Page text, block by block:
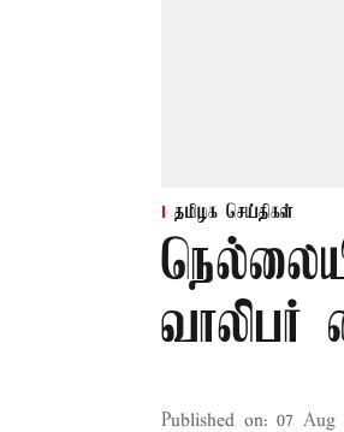
தமிழக செய்திகள்
வாலிபர்
Published on: 07 Aug